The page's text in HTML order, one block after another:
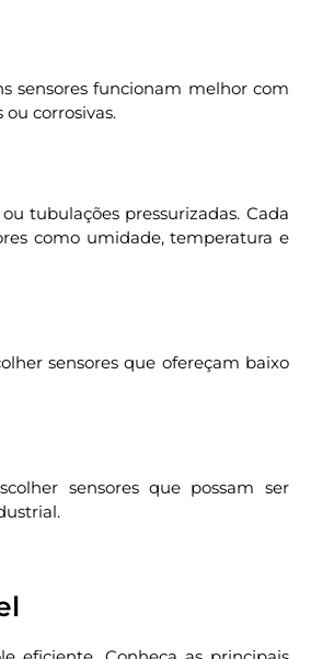
sensores funcionam melhor com
corrosivas.
tubulações pressurizadas. Cada
como umidade, temperatura e
sensores que ofereçam baixo
sensores que possam ser